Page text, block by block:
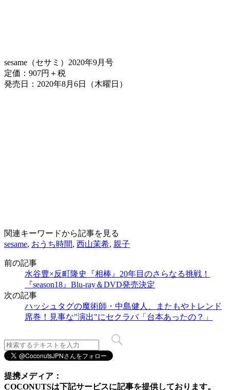
sesame（セサミ）2020年9月号
定価：907円＋税
発売日：2020年8月6日（木曜日）
関連キーワードから記事を見る
sesame, おうち時間, 西山茉希, 親子
前の記事
水谷豊×反町隆史『相棒』20年目のさらなる挑戦！
『season18』Blu-ray＆DVD発売決定
次の記事
ハッシュタグの魔術師・中島健人、またもやトレンド
席巻！見事な"演出"にセクラバ「台本あったの？」
提携メディア：
COCONUTSは下記サービスに記事を提供しております。